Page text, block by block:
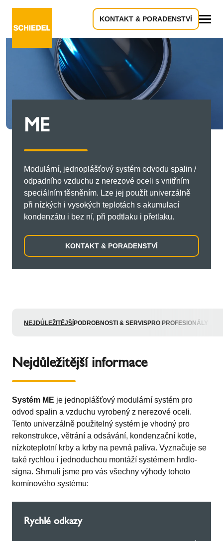
KONTAKT & PORADENSTVÍ
ME
Modulární, jednoplášťový systém odvodu spalin /
odpadního vzduchu z nerezové oceli s vnitřním
speciálním těsněním. Lze jej použít univerzálně
při nízkých i vysokých teplotách s akumulací
kondenzátu i bez ní, při podtlaku i přetlaku.
KONTAKT & PORADENSTVÍ
NEJDŮLEŽITĚJŠÍ PODROBNOSTI & SERVISPRO PROFESIONÁLY
Nejdůležitější informace
Systém ME je jednoplášťový modulární systém pro
odvod spalin a vzduchu vyrobený z nerezové oceli.
Tento univerzálně použitelný systém je vhodný pro
rekonstrukce, větrání a odsávání, kondenzační kotle,
nízkoteplotní krby a krby na pevná paliva. Vyznačuje se
také rychlou i jednoduchou montáží systémem hrdlo-
signa. Shrnuli jsme pro vás všechny výhody tohoto
komínového systému:
Rychlé odkazy